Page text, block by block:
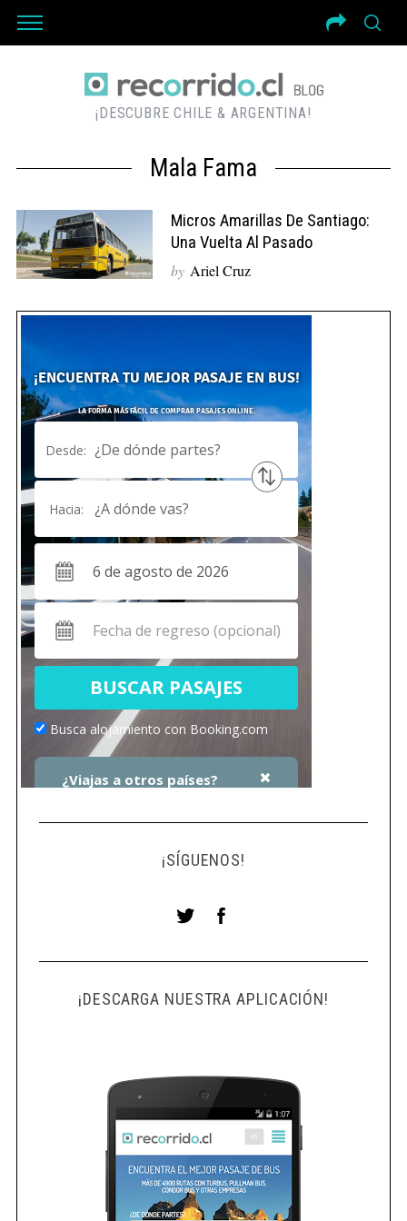
¡DESCUBRE CHILE & ARGENTINA!
Mala Fama
Micros Amarillas De Santiago:
Una Vuelta Al Pasado
by Ariel Cruz
¡SÍGUENOS!
¡DESCARGA NUESTRA APLICACIÓN!